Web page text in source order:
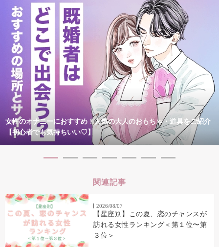
女性のオナニーにおすすめ！人気の大人のおもちゃ・道具をご紹介
【初心者でも気持ちいい♡】
関連記事
2026/08/07
【星座別】この夏、恋のチャンスが
訪れる女性ランキング＜第１位〜第
３位＞